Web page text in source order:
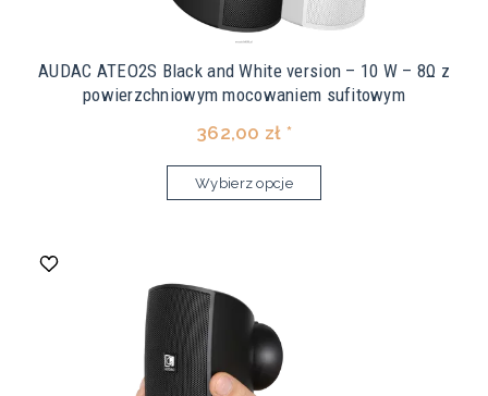
AUDAC ATEO2S Black and White version – 10 W – 8Ω z
powierzchniowym mocowaniem sufitowym
362,00 zł *
Wybierz opcje